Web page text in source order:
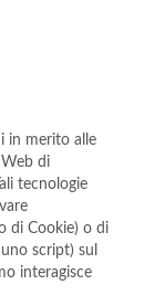
in merito alle
di
tecnologie
di Cookie) o di
script) sul
interagisce